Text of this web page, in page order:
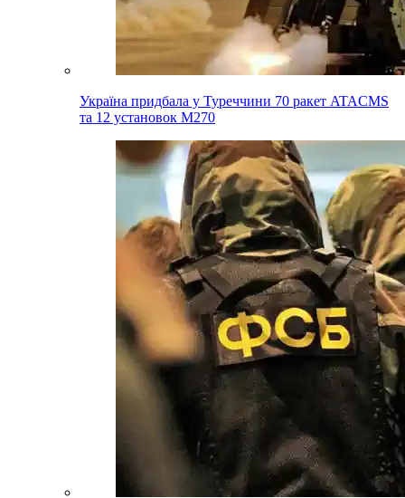
Україна придбала у Туреччини 70 ракет ATACMS
та 12 установок M270